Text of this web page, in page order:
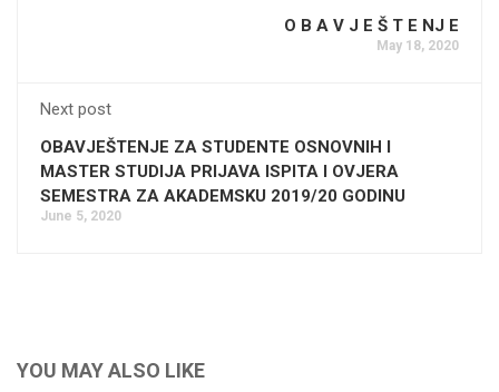
O B A V J E Š T E NJ E
May 18, 2020
Next post
OBAVJEŠTENJE ZA STUDENTE OSNOVNIH I
MASTER STUDIJA PRIJAVA ISPITA I OVJERA
SEMESTRA ZA AKADEMSKU 2019/20 GODINU
June 5, 2020
YOU MAY ALSO LIKE